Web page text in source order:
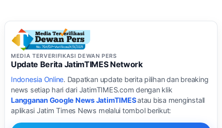
MEDIA TERVERIFIKASI DEWAN PERS
Update Berita JatimTIMES Network
Indonesia Online. Dapatkan update berita pilihan dan breaking
news setiap hari dari JatimTIMES.com dengan klik
Langganan Google News JatimTIMESatau bisa menginstall
aplikasi Jatim Times News melalui tombol berikut: